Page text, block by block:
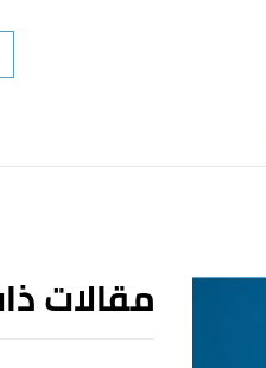
مقالات